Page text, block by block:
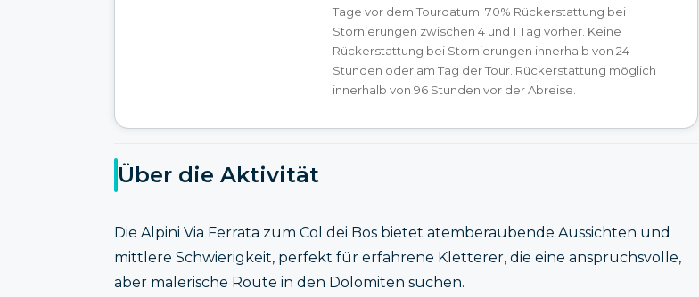
Tage vor dem Tourdatum. 70% Rückerstattung bei
Stornierungen zwischen 4 und 1 Tag vorher. Keine
Rückerstattung bei Stornierungen innerhalb von 24
Stunden oder am Tag der Tour. Rückerstattung möglich
innerhalb von 96 Stunden vor der Abreise.
Über die Aktivität
Die Alpini Via Ferrata zum Col dei Bos bietet atemberaubende Aussichten und
mittlere Schwierigkeit, perfekt für erfahrene Kletterer, die eine anspruchsvolle,
aber malerische Route in den Dolomiten suchen.